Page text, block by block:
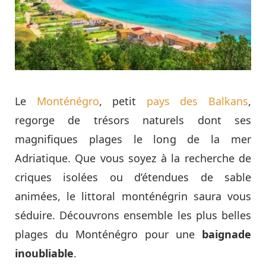
Le Monténégro, petit pays des Balkans,
regorge de trésors naturels dont ses
magnifiques plages le long de la mer
Adriatique. Que vous soyez à la recherche de
criques isolées ou d’étendues de sable
animées, le littoral monténégrin saura vous
séduire. Découvrons ensemble les plus belles
plages du Monténégro pour une baignade
inoubliable.